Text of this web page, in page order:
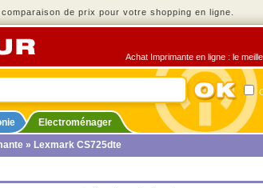
de prix pour votre shopping en ligne.
Achat Imprimante en ligne : le
Electroménager
» Lexmark CS725dte